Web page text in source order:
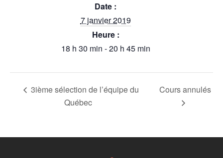
Date :
7 janvier 2019
Heure :
18 h 30 min - 20 h 45 min
3ième sélection de l’équipe du
Québec
Cours annulés